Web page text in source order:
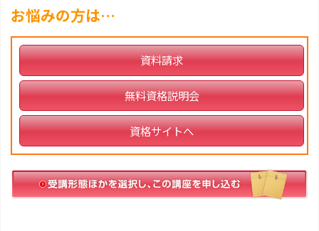
お悩みの方は…
資料請求
無料資格説明会
資格サイトへ